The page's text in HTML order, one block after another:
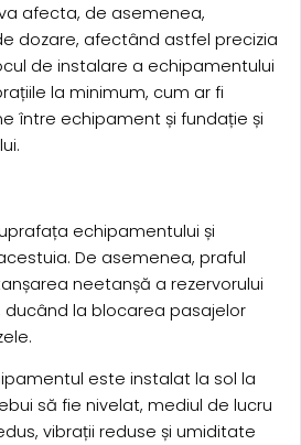
afecta, de asemenea,
dozare, afectând astfel precizia
de instalare a echipamentului
la minimum, cum ar fi
între echipament și fundație și
echipamentului și
De asemenea, praful
neetanșă a rezervorului
ducând la blocarea pasajelor
este instalat la sol la
să fie nivelat, mediul de lucru
vibrații reduse și umiditate